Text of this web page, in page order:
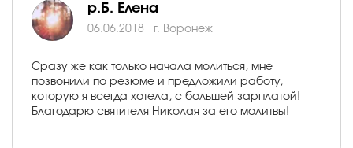
р.Б. Елена
06.06.2018 г. Воронеж
Сразу же как только начала молиться, мне
позвонили по резюме и предложили работу,
которую я всегда хотела, с большей зарплатой!
Благодарю святителя Николая за его молитвы!